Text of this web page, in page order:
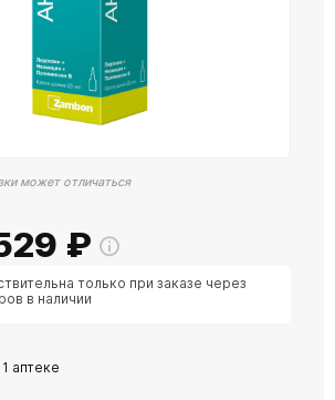
может отличаться
₽
только при заказе через
в наличии
аптеке